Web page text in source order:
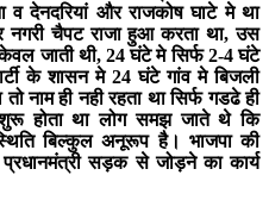
व देनदरियां और राजकोष घाटे मे था
नगरी चैपट राजा हुआ करता था, उस
जाती थी, 24 घंटे मे सिर्फ 2-4 घंटे
के शासन मे 24 घंटे गांव मे बिजली
ही नही रहता था सिर्फ गडढे ही
होता था लोग समझ जाते थे कि
बिल्कुल अनूरूप है। भाजपा की
सड़क से जोड़ने का कार्य